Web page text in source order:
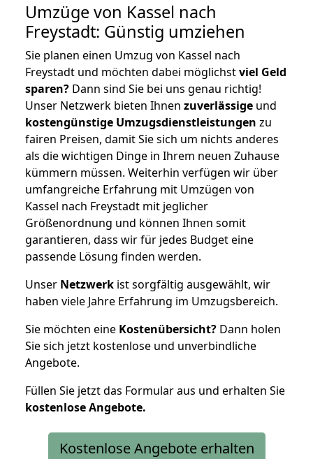
Umzüge von Kassel nach
Freystadt: Günstig umziehen
Sie planen einen Umzug von Kassel nach
Freystadt und möchten dabei möglichstviel Geld
sparen? Dann sind Sie bei uns genau richtig!
Unser Netzwerk bieten Ihnen zuverlässige und
kostengünstige Umzugsdienstleistungen zu
fairen Preisen, damit Sie sich um nichts anderes
als die wichtigen Dinge in Ihrem neuen Zuhause
kümmern müssen. Weiterhin verfügen wir über
umfangreiche Erfahrung mit Umzügen von
Kassel nach Freystadt mit jeglicher
Größenordnung und können Ihnen somit
garantieren, dass wir für jedes Budget eine
passende Lösung finden werden.
Unser Netzwerk ist sorgfältig ausgewählt, wir
haben viele Jahre Erfahrung im Umzugsbereich.
Sie möchten eine Kostenübersicht? Dann holen
Sie sich jetzt kostenlose und unverbindliche
Angebote.
Füllen Sie jetzt das Formular aus und erhalten Sie
kostenloseAngebote.
Kostenlose Angebote erhalten